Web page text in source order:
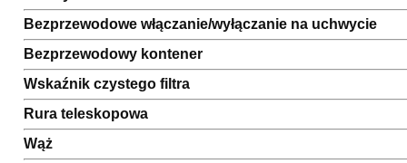
Bezprzewodowe włączanie/wyłączanie na uchwycie
Bezprzewodowy kontener
Wskaźnik czystego filtra
Rura teleskopowa
Wąż